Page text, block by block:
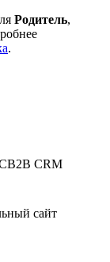
Родитель,
.
B2B CRM
сайт